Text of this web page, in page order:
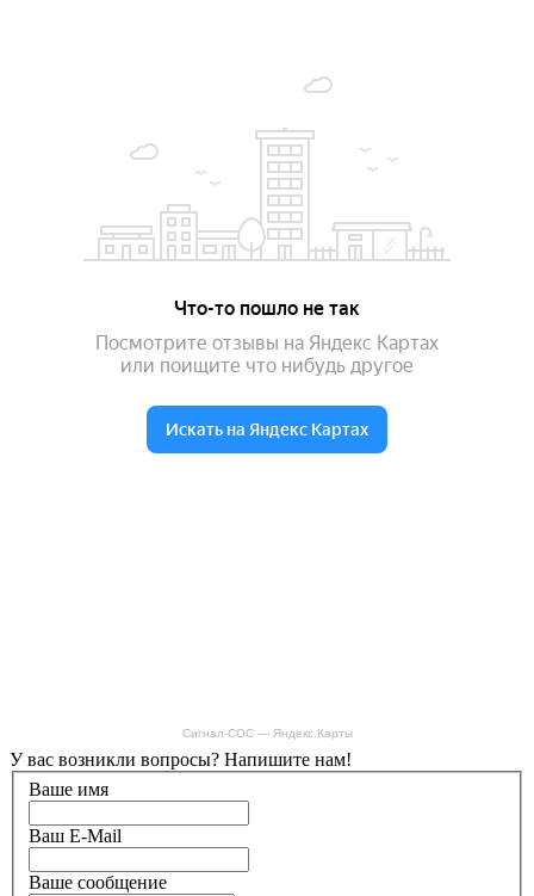
Сигнал-СОС — Яндекс.Карты
У вас возникли вопросы? Напишите нам!
Ваше имя
Ваш E-Mail
Ваше сообщение